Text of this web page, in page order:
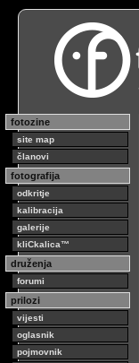
fotozine
site map
članovi
fotografija
odkritje
kalibracija
galerije
kliCkalica™
druženja
forumi
prilozi
vijesti
oglasnik
pojmovnik